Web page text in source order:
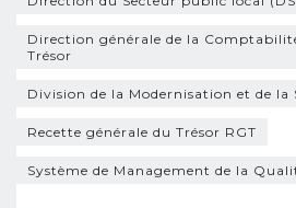
Direction générale de la
Trésor
Division de la Modernisation et de la
Recette générale du Trésor RGT
Système de Management de la